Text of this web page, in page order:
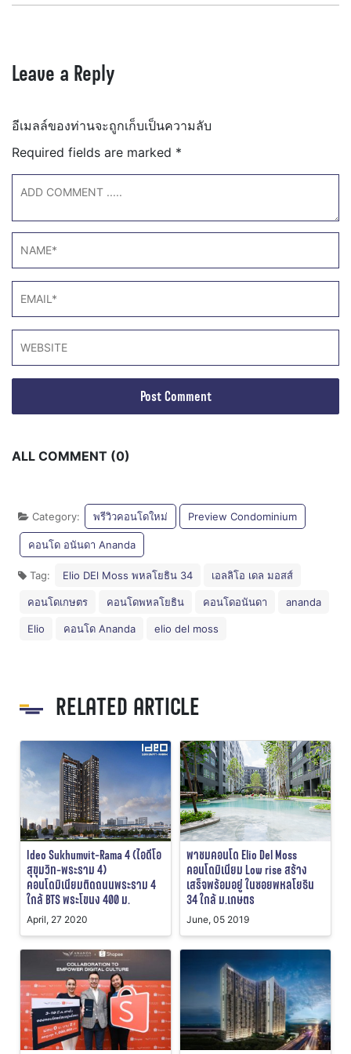
Leave a Reply
อีเมลล์ของท่านจะถูกเก็บเป็นความลับ
Required fields are marked *
ALL COMMENT (0)
Category: พรีวิวคอนโดใหม่ Preview Condominium
คอนโด อนันดา Ananda
Tag: Elio DEl Moss พหลโยธิน 34 เอลลิโอ เดล มอสส์
คอนโดเกษตร คอนโดพหลโยธิน คอนโดอนันดา ananda
Elio คอนโด Ananda elio del moss
RELATED ARTICLE
Ideo Sukhumvit-Rama 4 (ไอดีโอ
สุขุมวิท-พระราม 4)
คอนโดมิเนียมติดถนนพระราม 4
ใกล้ BTS พระโขนง 400 ม.
April, 27 2020
พาชมคอนโด Elio Del Moss
คอนโดมิเนียม Low rise สร้าง
เสร็จพร้อมอยู่ ในซอยพหลโยธิน
34 ใกล้ ม.เกษตร
June, 05 2019